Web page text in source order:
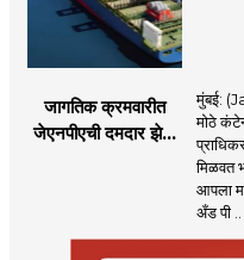
जागतिक क्रमवारीत
जेएनपीएची दमदार झेप;
मुंबई:
मोठे
मिळवत
आपला
अँड पी ..